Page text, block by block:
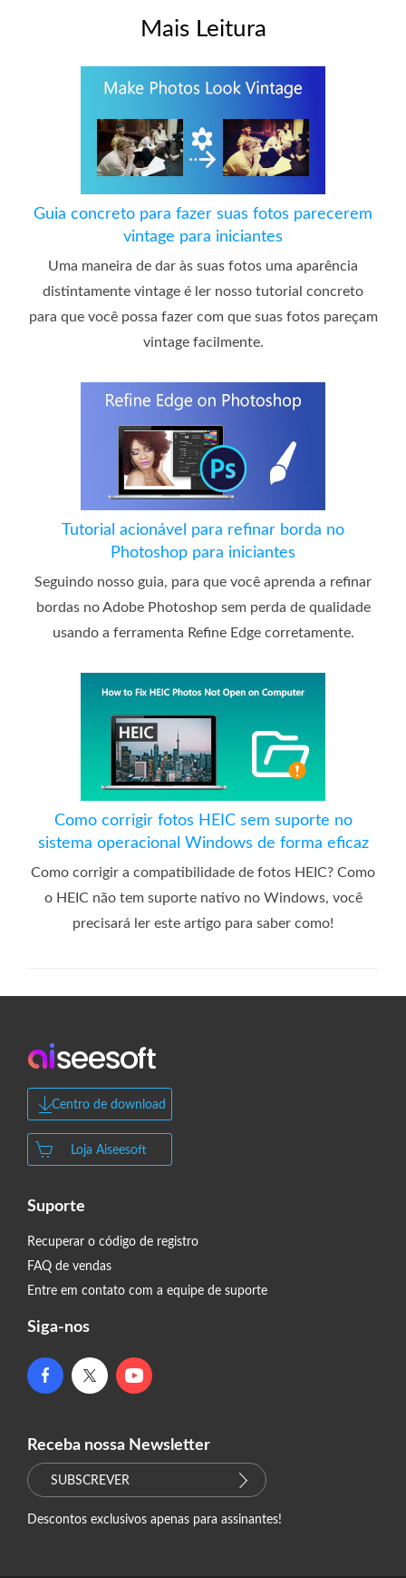
Mais Leitura
Guia concreto para fazer suas fotos parecerem
vintage para iniciantes
Uma maneira de dar às suas fotos uma aparência
distintamente vintage é ler nosso tutorial concreto
para que você possa fazer com que suas fotos pareçam
vintage facilmente.
Tutorial acionável para refinar borda no
Photoshop para iniciantes
Seguindo nosso guia, para que você aprenda a refinar
bordas no Adobe Photoshop sem perda de qualidade
usando a ferramenta Refine Edge corretamente.
Como corrigir fotos HEIC sem suporte no
sistema operacional Windows de forma eficaz
Como corrigir a compatibilidade de fotos HEIC? Como
o HEIC não tem suporte nativo no Windows, você
precisará ler este artigo para saber como!
Centro de download
Loja Aiseesoft
Suporte
Recuperar o código de registro
FAQ de vendas
Entre em contato com a equipe de suporte
Siga-nos
Receba nossa Newsletter
SUBSCREVER
Descontos exclusivos apenas para assinantes!